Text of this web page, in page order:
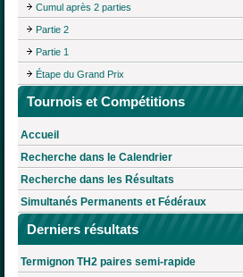
Cumul après 2 parties
Partie 2
Partie 1
Étape du Grand Prix
Tournois et Compétitions
Accueil
Recherche dans le Calendrier
Recherche dans les Résultats
Simultanés Permanents et Fédéraux
Derniers résultats
Termignon TH2 paires semi-rapide